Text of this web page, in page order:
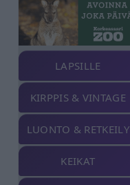
LAPSILLE
KIRPPIS & VINTAGE
LUONTO & RETKEILY
KEIKAT